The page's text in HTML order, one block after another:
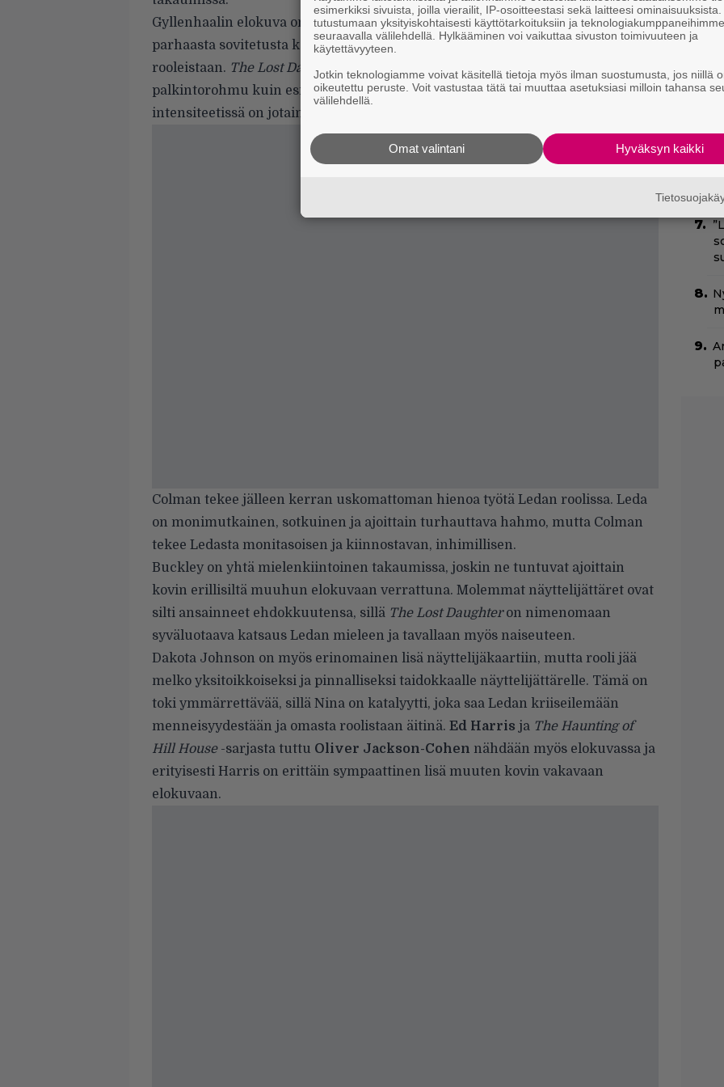
Gyllenhaalin elokuva on ehdolla tämän vuoden Oscareissa; Gyllenhaal
parhaasta sovitetusta käsikirjoituksesta ja sekä Colman että Buckley
rooleistaan. The Lost Daughter
ei ole samanlainen suuren luokan
palkintorohmu kuin esimerkiksi The Power of The Dog, mutta sen hiljaisessa
intensiteetissä on jotain vangitsevaa.
Colman tekee jälleen kerran uskomattoman hienoa työtä Ledan roolissa. Leda
on monimutkainen, sotkuinen ja ajoittain turhauttava hahmo, mutta Colman
tekee Ledasta monitasoisen ja kiinnostavan, inhimillisen.
Buckley on yhtä mielenkiintoinen takaumissa, joskin ne tuntuvat ajoittain
kovin erillisiltä muuhun elokuvaan verrattuna. Molemmat näyttelijättäret ovat
silti ansainneet ehdokkuutensa, sillä The Lost Daughteron nimenomaan
syväluotaava katsaus Ledan mieleen ja tavallaan myös naiseuteen.
Dakota Johnson on myös erinomainen lisä näyttelijäkaartiin, mutta rooli jää
melko yksitoikkoiseksi ja pinnalliseksi taidokkaalle näyttelijättärelle. Tämä on
toki ymmärrettävää, sillä Nina on katalyytti, joka saa Ledan kriiseilemään
menneisyydestään ja omasta roolistaan äitinä. Ed Harris ja The Haunting of
Hill House-sarjasta tuttu Oliver Jackson-Cohen nähdään myös elokuvassa ja
erityisesti Harris on erittäin sympaattinen lisä muuten kovin vakavaan
elokuvaan.
esimerkiksi sivuista, joilla vierailit, IP-osoitteestasi sekä laitteesi
tutustumaan yksityiskohtaisesti käyttötarkoituksiin ja teknologiakumppaneihimme
seuraavalla välilehdellä. Hylkääminen voi vaikuttaa sivuston toimivuuteen ja
käytettävyyteen.
Jotkin teknologiamme voivat käsitellä tietoja myös ilman suostumusta, jos niillä
oikeutettu peruste. Voit vastustaa tätä tai muuttaa asetuksiasi milloin tahansa
välilehdellä.
Hyväksyn kaikki
Omat valintani